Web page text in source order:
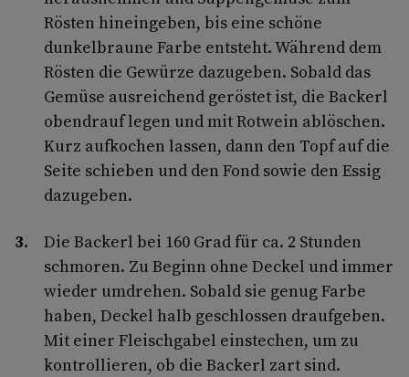
Rösten hineingeben, bis eine schöne
dunkelbraune Farbe entsteht. Während dem
Rösten die Gewürze dazugeben. Sobald das
Gemüse ausreichend geröstet ist, die Backerl
obendrauf legen und mit Rotwein ablöschen.
Kurz aufkochen lassen, dann den Topf auf die
Seite schieben und den Fond sowie den Essig
dazugeben.
Die Backerl bei 160 Grad für ca. 2 Stunden
schmoren. Zu Beginn ohne Deckel und immer
wieder umdrehen. Sobald sie genug Farbe
haben, Deckel halb geschlossen draufgeben.
Mit einer Fleischgabel einstechen, um zu
kontrollieren, ob die Backerl zart sind.